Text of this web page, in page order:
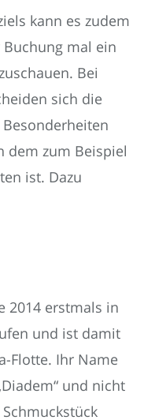
kann es zudem
mal ein
Bei
sich die
dem zum Beispiel
ist. Dazu
2014 erstmals in
und ist damit
Flotte. Ihr Name
und nicht